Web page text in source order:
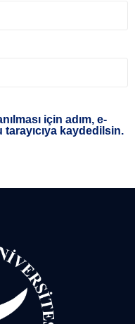
için adım, e-
kaydedilsin.